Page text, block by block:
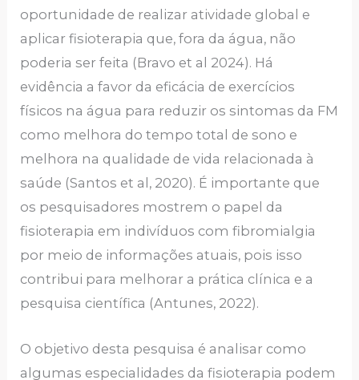
oportunidade de realizar atividade global e
aplicar fisioterapia que, fora da água, não
poderia ser feita (Bravo et al 2024). Há
evidência a favor da eficácia de exercícios
físicos na água para reduzir os sintomas da FM
como melhora do tempo total de sono e
melhora na qualidade de vida relacionada à
saúde (Santos et al, 2020). É importante que
os pesquisadores mostrem o papel da
fisioterapia em indivíduos com fibromialgia
por meio de informações atuais, pois isso
contribui para melhorar a prática clínica e a
pesquisa científica (Antunes, 2022).
O objetivo desta pesquisa é analisar como
algumas especialidades da fisioterapia podem